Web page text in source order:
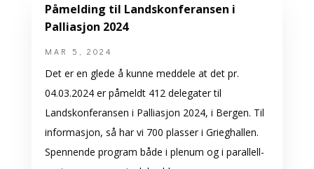
Påmelding til Landskonferansen i
Palliasjon 2024
MAR 5, 2024
Det er en glede å kunne meddele at det pr.
04.03.2024 er påmeldt 412 delegater til
Landskonferansen i Palliasjon 2024, i Bergen. Til
informasjon, så har vi 700 plasser i Grieghallen.
Spennende program både i plenum og i parallell-